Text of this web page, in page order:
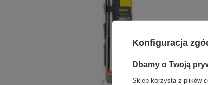
Konfiguracja
Dbamy o Twoją
Sklep korzysta z plików